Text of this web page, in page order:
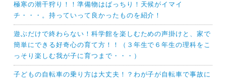
極寒の潮干狩り！！準備物はばっちり！天候がイマイ
チ・・・。持っていって良かったものを紹介！
遊ぶだけで終わらない！科学館を楽しむための声掛けと、家で
簡単にできる好奇心の育て方！！（３年生で６年生の理科をこ
っそり楽しむ我が子に育つまで・・・）
子どもの自転車の乗り方は大丈夫！？わが子が自転車で事故に